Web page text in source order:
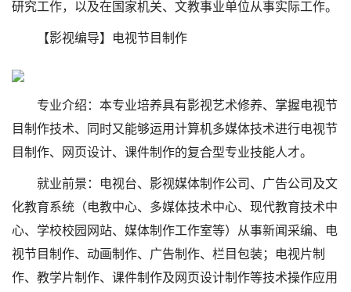
研究工作，以及在国家机关、文教事业单位从事实际工作。
【影视编导】电视节目制作
专业介绍：本专业培养具有影视艺术修养、掌握电视节
目制作技术、同时又能够运用计算机多媒体技术进行电视节
目制作、网页设计、课件制作的复合型专业技能人才。
就业前景：电视台、影视媒体制作公司、广告公司及文
化教育系统（电教中心、多媒体技术中心、现代教育技术中
心、学校校园网站、媒体制作工作室等）从事新闻采编、电
视节目制作、动画制作、广告制作、栏目包装；电视片制
作、教学片制作、课件制作及网页设计制作等技术操作应用